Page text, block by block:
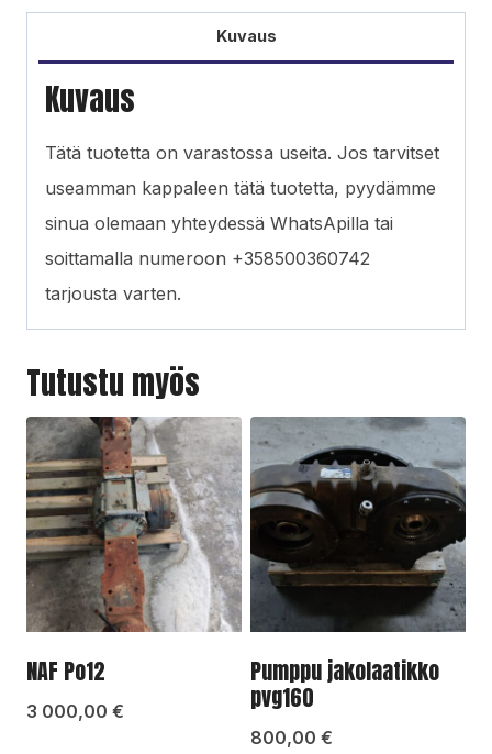
Kuvaus
Kuvaus
Tätä tuotetta on varastossa useita. Jos tarvitset
useamman kappaleen tätä tuotetta, pyydämme
sinua olemaan yhteydessä WhatsApilla tai
soittamalla numeroon +358500360742
tarjousta varten.
Tutustu myös
NAF Po12
3 000,00 €
Pumppu jakolaatikko
pvg160
800,00 €